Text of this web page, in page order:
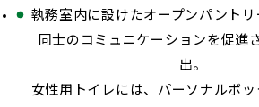
執務室内に設けたオープンパントリ
同士のコミュニケーションを促進
出。
女性用トイレには、パーソナルボ